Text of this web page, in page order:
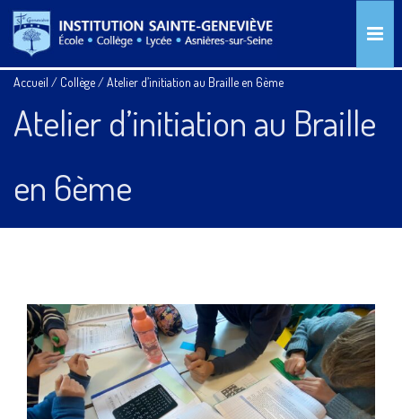
Accueil / Collège/Atelier d’initiation au Braille en 6ème
Atelier d’initiation au Braille
en 6ème